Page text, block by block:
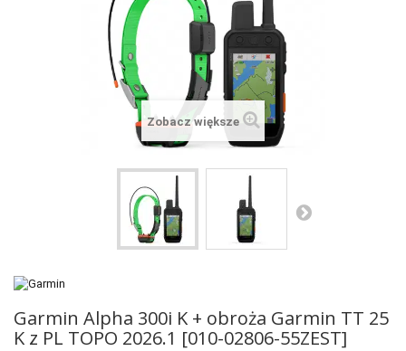
VOSTOK EUROPE ZEGARKI
OBAKU DENMARK ZEGARKI
+
OUTLET
Zobacz większe
Garmin Alpha 300i K + obroża Garmin TT 25
K z PL TOPO 2026.1 [010-02806-55ZEST]